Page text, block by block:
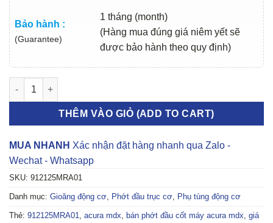
Bảo hành :
(Guarantee)
1 tháng (month)
(Hàng mua đúng giá niêm yết sẽ
được bảo hành theo quy định)
PHỚT ĐẦU CỐT MÁY ACURA MDX 2008-2015 | 912125MRA01
THÊM VÀO GIỎ (ADD TO CART)
MUA NHANH Xác nhận đặt hàng nhanh qua Zalo -
Wechat - Whatsapp
SKU: 912125MRA01
Danh mục: Gioăng động cơ, Phớt đầu trục cơ, Phụ tùng động cơ
Thẻ: 912125MRA01, acura mdx, bán phớt đầu cốt máy acura mdx, giá